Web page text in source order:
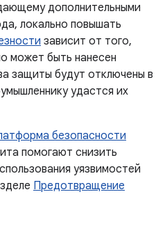
дополнительными
локально повышать
зависит от того,
может быть нанесен
защиты будут отключены в
удастся их
безопасности
помогают снизить
уязвимостей
Предотвращение